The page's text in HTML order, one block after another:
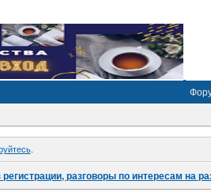
.
разговоры по интересам на